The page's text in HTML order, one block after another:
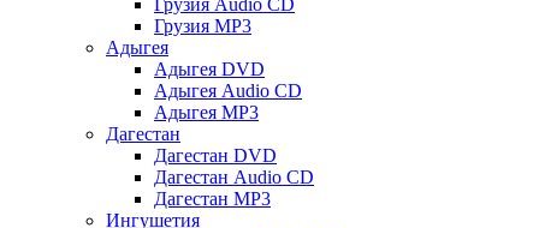
Грузия Audio CD
Грузия MP3
Адыгея
Адыгея DVD
Адыгея Audio CD
Адыгея MP3
Дагестан
Дагестан DVD
Дагестан Audio CD
Дагестан MP3
Ингушетия